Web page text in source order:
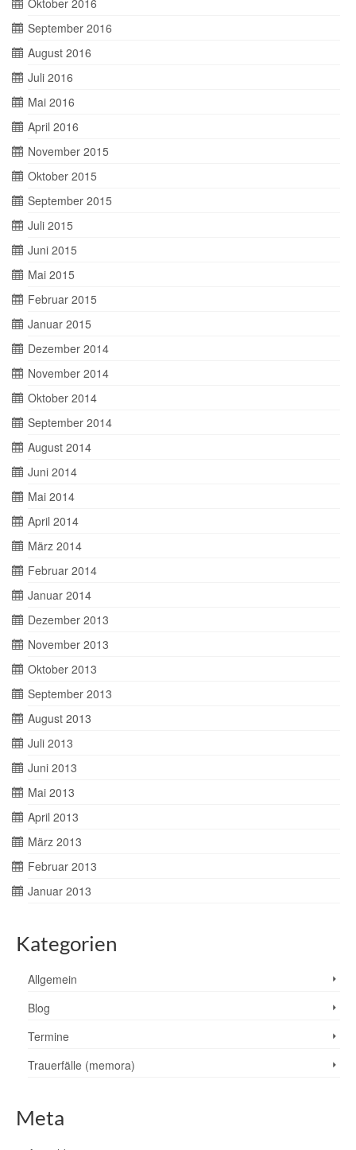
Oktober 2016
September 2016
August 2016
Juli 2016
Mai 2016
April 2016
November 2015
Oktober 2015
September 2015
Juli 2015
Juni 2015
Mai 2015
Februar 2015
Januar 2015
Dezember 2014
November 2014
Oktober 2014
September 2014
August 2014
Juni 2014
Mai 2014
April 2014
März 2014
Februar 2014
Januar 2014
Dezember 2013
November 2013
Oktober 2013
September 2013
August 2013
Juli 2013
Juni 2013
Mai 2013
April 2013
März 2013
Februar 2013
Januar 2013
Kategorien
Allgemein
Blog
Termine
Trauerfälle (memora)
Meta